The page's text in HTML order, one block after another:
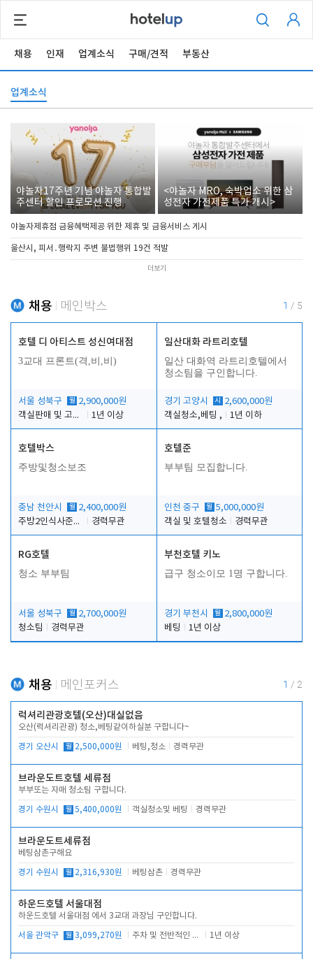
채용 인재 업계소식 구매/견적 부동산
업계소식
야놀자17주년 기념 야놀자 통합발
주센터 할인 프로모션 진행
<야놀자 MRO, 숙박업소 위한 삼
성전자 가전제품 특가 개시>
야놀자제휴점 금융혜택제공 위한 제휴 및 금융서비스 게시
울산시, 피서․행락지 주변 불법행위 19건 적발
더보기
채용 메인박스 1 / 5
호텔 디 아티스트 성신여대점
3교대 프론트(격,비,비)
서울 성북구 월 2,900,000원
객실판매 및 고객응대
1년 이상
일산대화 라트리호텔
일산 대화역 라트리호텔에서
청소팀을 구인합니다.
경기 고양시 시
2,600,000원
객실청소,베팅 ,
1년 이하
호텔박스
주방및청소보조
충남 천안시 월 2,400,000원
주방2인식사준비및청소린렌보조
경력무관
호텔준
부부팀 모집합니다.
인천 중구 월 5,000,000원
객실 및 호텔청소
경력무관
RG호텔
청소 부부팀
서울 성북구 월 2,700,000원
청소팀
경력무관
부천호텔 키노
급구 청소이모 1명 구합니다.
경기 부천시 월 2,800,000원
베팅
1년 이상
채용 메인포커스 1 / 2
럭셔리관광호텔(오산)대실없음
오산(럭셔리관광) 청소,베팅같이하실분 구합니다~
경기 오산시 월 2,500,000원 베팅,청소 경력무관
브라운도트호텔 세류점
부부또는 자매 청소팀 구합니다.
경기 수원시 월 5,400,000원 객실청소및 베팅 경력무관
브라운도트세류점
베팅삼촌구해요
경기 수원시 월 2,316,930원 베팅삼촌 경력무관
하운드호텔 서울대점
하운드호텔 서울대점 에서 3교대 과장님 구인합니다.
서울 관악구 월 3,099,270원 주차 및 전반적인 당번업무 1년 이상